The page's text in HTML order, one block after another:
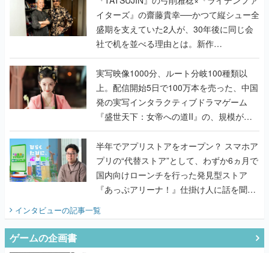
イターズ』の齋藤貴幸──かつて縦シュー全
盛期を支えていた2人が、30年後に同じ会
社で机を並べる理由とは。新作
『TATSUJIN EXTREME』で初タッグを組
んだレジェンド2人に訊く開発秘話
実写映像1000分、ルート分岐100種類以
上。配信開始5日で100万本を売った、中国
発の実写インタラクティブドラマゲーム
『盛世天下：女帝への道II』の、規模が違
うこだわりをプロデューサーに聞いた
半年でアプリストアをオープン？ スマホア
プリの“代替ストア”として、わずか6ヵ月で
国内向けローンチを行った発見型ストア
『あっぷアリーナ！』仕掛け人に話を聞い
てみた
インタビューの記事一覧
ゲームの企画書